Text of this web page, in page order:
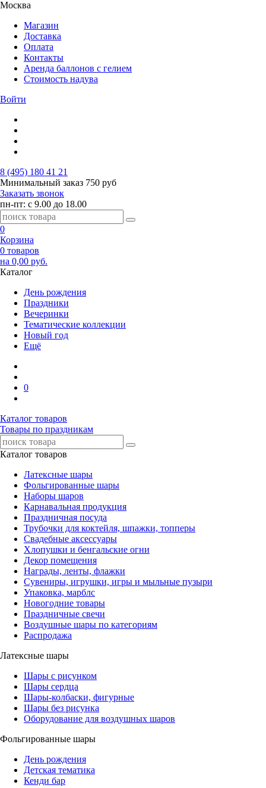
Москва
Магазин
Доставка
Оплата
Контакты
Аренда баллонов с гелием
Стоимость надува
Войти
8 (495) 180 41 21
Минимальный заказ 750 руб
Заказать звонок
пн-пт: с 9.00 до 18.00
0
Корзина
0 товаров
на 0,00 руб.
Каталог
День рождения
Праздники
Вечеринки
Тематические коллекции
Новый год
Ещё
0
Каталог товаров
Товары по праздникам
Каталог товаров
Латексные шары
Фольгированные шары
Наборы шаров
Карнавальная продукция
Праздничная посуда
Трубочки для коктейля, шпажки, топперы
Свадебные аксессуары
Хлопушки и бенгальские огни
Декор помещения
Награды, ленты, флажки
Сувениры, игрушки, игры и мыльные пузыри
Упаковка, марблс
Новогодние товары
Праздничные свечи
Воздушные шары по категориям
Распродажа
Латексные шары
Шары с рисунком
Шары сердца
Шары-колбаски, фигурные
Шары без рисунка
Оборудование для воздушных шаров
Фольгированные шары
День рождения
Детская тематика
Кенди бар